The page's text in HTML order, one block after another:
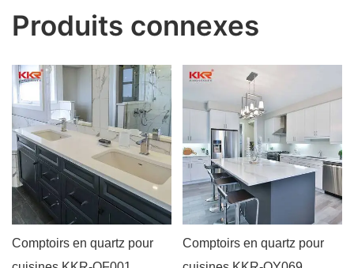
Produits connexes
Comptoirs en quartz pour
Comptoirs en quartz pour